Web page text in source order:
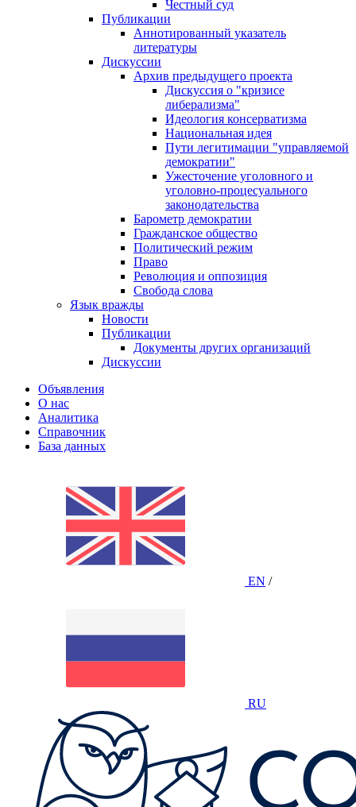
Честный суд
Публикации
Аннотированный указатель
литературы
Дискуссии
Архив предыдущего проекта
Дискуссия о "кризисе
либерализма"
Идеология консерватизма
Национальная идея
Пути легитимации "управляемой
демократии"
Ужесточение уголовного и
уголовно-процесуального
законодательства
Барометр демократии
Гражданское общество
Политический режим
Право
Революция и оппозиция
Свобода слова
Язык вражды
Новости
Публикации
Документы других организаций
Дискуссии
Объявления
О нас
Аналитика
Справочник
База данных
EN /
RU